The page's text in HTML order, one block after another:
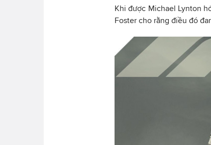
Khi được Michael Lynton
Foster cho rằng điều đó